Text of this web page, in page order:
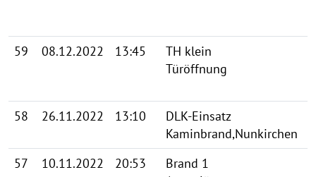
59 08.12.2022 13:45
TH klein
Türöffnung
58 26.11.2022 13:10
DLK-Einsatz
Kaminbrand,Nunkirchen
57
10.11.2022 20:53
Brand 1